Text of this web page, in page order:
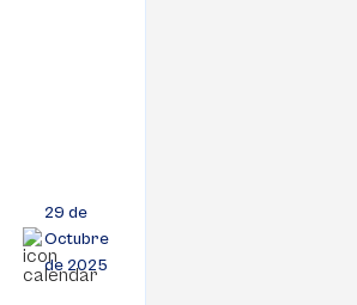
29 de
Octubre
de 2025